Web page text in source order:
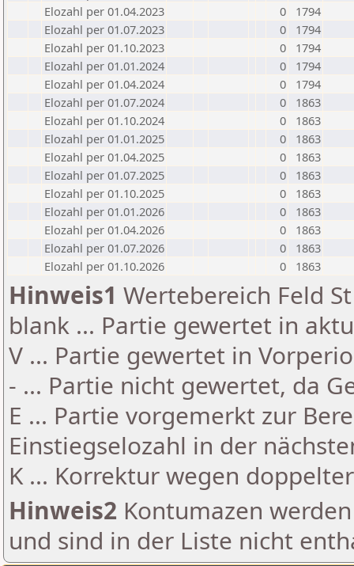
Elozahl per 01.04.2023
0
1794
Elozahl per 01.07.2023
0
1794
Elozahl per 01.10.2023
0
1794
Elozahl per 01.01.2024
0
1794
Elozahl per 01.04.2024
0
1794
Elozahl per 01.07.2024
0
1863
Elozahl per 01.10.2024
0
1863
Elozahl per 01.01.2025
0
1863
Elozahl per 01.04.2025
0
1863
Elozahl per 01.07.2025
0
1863
Elozahl per 01.10.2025
0
1863
Elozahl per 01.01.2026
0
1863
Elozahl per 01.04.2026
0
1863
Elozahl per 01.07.2026
0
1863
Elozahl per 01.10.2026
0 1863
Hinweis1 Wertebereich Feld
blank ... Partie gewertet in
V ... Partie gewertet in
- ... Partie nicht gewertet, da
E ... Partie vorgemerkt zur
Einstiegselozahl in der
K ... Korrektur wegen
Hinweis2 Kontumazen
und sind in der Liste nicht